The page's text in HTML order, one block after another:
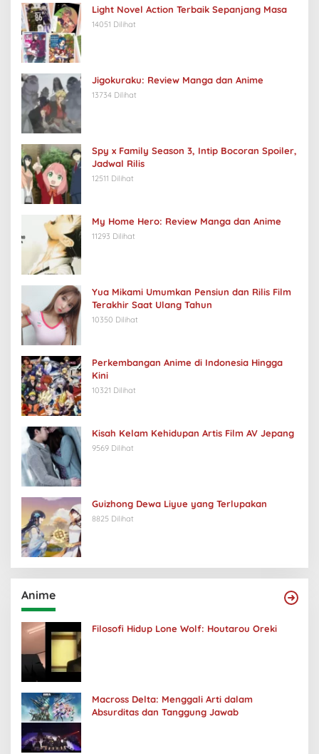
Light Novel Action Terbaik Sepanjang Masa
14051 Dilihat
Jigokuraku: Review Manga dan Anime
13734 Dilihat
Spy x Family Season 3, Intip Bocoran Spoiler,
Jadwal Rilis
12511 Dilihat
My Home Hero: Review Manga dan Anime
11293 Dilihat
Yua Mikami Umumkan Pensiun dan Rilis Film
Terakhir Saat Ulang Tahun
10350 Dilihat
Perkembangan Anime di Indonesia Hingga
Kini
10321 Dilihat
Kisah Kelam Kehidupan Artis Film AV Jepang
9569 Dilihat
Guizhong Dewa Liyue yang Terlupakan
8825 Dilihat
Anime
Filosofi Hidup Lone Wolf: Houtarou Oreki
Macross Delta: Menggali Arti dalam
Absurditas dan Tanggung Jawab